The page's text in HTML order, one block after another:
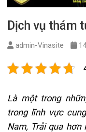
Dịch vụ thám
admin-Vinasite
Là một trong
trong lĩnh vực
Nam, Trải qua